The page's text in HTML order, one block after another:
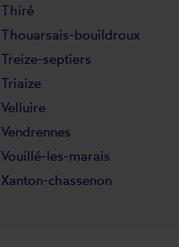
Thiré
Thouarsais-bouildroux
Treize-septiers
Triaize
Velluire
Vendrennes
Vouillé-les-marais
Xanton-chassenon